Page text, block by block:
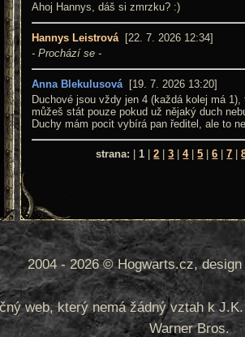
Ahoj Hannys, dáš si zmrzku? :)
Hannys Leistrová[22. 7. 2026 12:34]
- Prochází se -
Anna Blekulusová[19. 7. 2026 13:20]
Duchové jsou vždy jen 4 (každá kolej má
můžeš stát pouze pokud už nějaký duch
Duchy mám pocit vybírá pan ředitel, ale to
strana: |1 |2 |3 |4 |5 |6 |7 |
2004 - 2026 © Hogwarts.cz,
web, který nemá žádný vztah k
Warner Bros.